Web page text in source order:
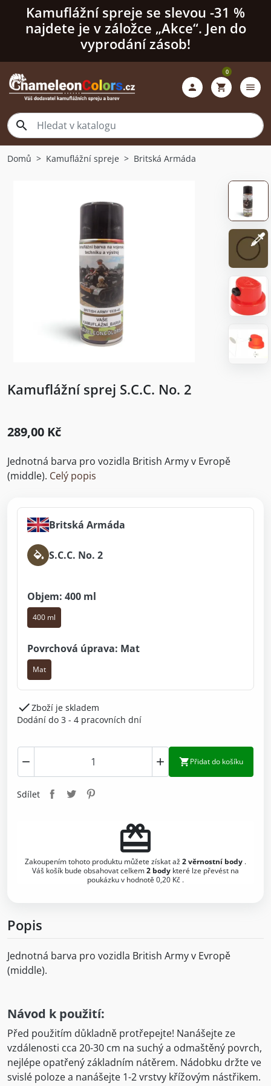
Kamuflážní spreje se slevou -31 %
najdete je v záložce „Akce“. Jen do
vyprodání zásob!

 shopping_cart
0
menu
Domů Kamuflážní spreje Britská Armáda
Kamuflážní sprej S.C.C. No. 2
289,00 Kč
Jednotná barva pro vozidla British Army v Evropě
(middle). Celý popis
Britská Armáda
S.C.C. No. 2
Objem: 400 ml
400 ml
Povrchová úprava: Mat
Mat
Zboží je skladem
Dodání do 3 - 4 pracovních dní
  Přidat do košíku
Sdílet
redeem
Zakoupením tohoto produktu můžete získat až2věrnostní body .
Váš košík bude obsahovat celkem2 body které lze převést na
poukázku v hodnotě 0,20 Kč .
Popis
Jednotná barva pro vozidla British Army v Evropě
(middle).
Návod k použití:
Před použitím důkladně protřepejte! Nanášejte ze
vzdálenosti cca 20-30 cm na suchý a odmaštěný povrch,
nejlépe opatřený základním nátěrem. Nádobku držte ve
svislé poloze a nanášejte 1-2 vrstvy křížovým nástřikem.